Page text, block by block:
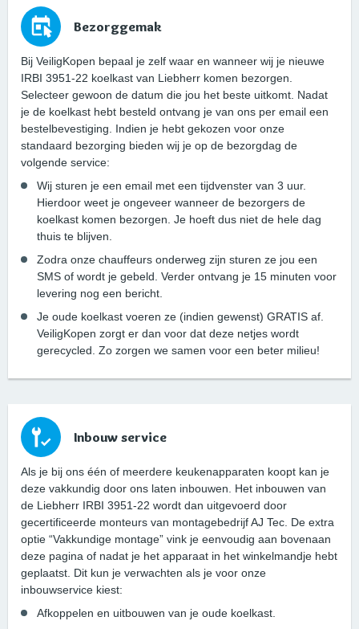
Bezorggemak
Bij VeiligKopen bepaal je zelf waar en wanneer wij je nieuwe
IRBI 3951-22 koelkast van Liebherr komen bezorgen.
Selecteer gewoon de datum die jou het beste uitkomt. Nadat
je de koelkast hebt besteld ontvang je van ons per email een
bestelbevestiging. Indien je hebt gekozen voor onze
standaard bezorging bieden wij je op de bezorgdag de
volgende service:
Wij sturen je een email met een tijdvenster van 3 uur.
Hierdoor weet je ongeveer wanneer de bezorgers de
koelkast komen bezorgen. Je hoeft dus niet de hele dag
thuis te blijven.
Zodra onze chauffeurs onderweg zijn sturen ze jou een
SMS of wordt je gebeld. Verder ontvang je 15 minuten voor
levering nog een bericht.
Je oude koelkast voeren ze (indien gewenst) GRATIS af.
VeiligKopen zorgt er dan voor dat deze netjes wordt
gerecycled. Zo zorgen we samen voor een beter milieu!
Inbouw service
Als je bij ons één of meerdere keukenapparaten koopt kan je
deze vakkundig door ons laten inbouwen. Het inbouwen van
de Liebherr IRBI 3951-22 wordt dan uitgevoerd door
gecertificeerde monteurs van montagebedrijf AJ Tec. De extra
optie “Vakkundige montage” vink je eenvoudig aan bovenaan
deze pagina of nadat je het apparaat in het winkelmandje hebt
geplaatst. Dit kun je verwachten als je voor onze
inbouwservice kiest:
Afkoppelen en uitbouwen van je oude koelkast.